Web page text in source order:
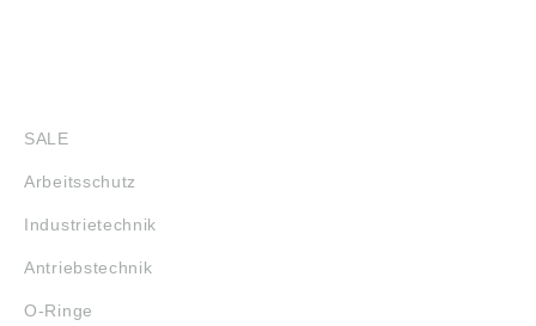
SALE
Arbeitsschutz
Industrietechnik
Antriebstechnik
O-Ringe